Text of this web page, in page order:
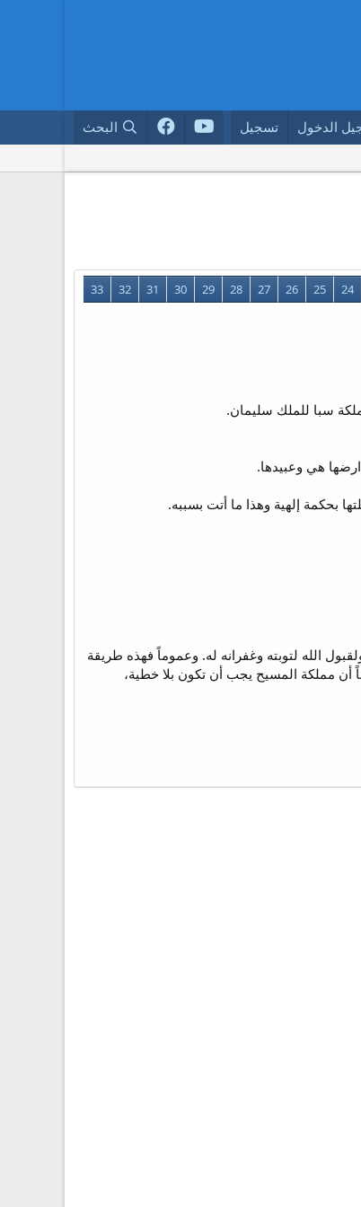
الدخول تسجيل البحث
24
25
26
27
28
29
30
31
32
33
بحكمة إلهية وهذا ما أتت بسببه.
الله لتوبته وغفرانه له. وعموماً فهذه طريقة
أن مملكة المسيح يجب أن تكون بلا خطية،